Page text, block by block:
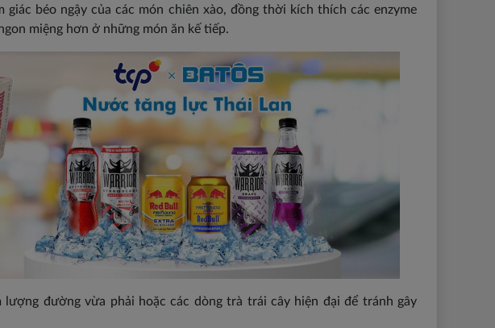
béo ngậy của các món chiên xào, đồng thời kích thích các enzyme
miệng hơn ở những món ăn kế tiếp.
đường vừa phải hoặc các dòng trà trái cây hiện đại để tránh gây